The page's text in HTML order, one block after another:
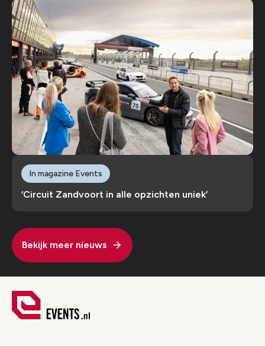
‘Circuit Zandvoort in alle opzichten uniek’
In magazine Events
Bekijk meer nieuws